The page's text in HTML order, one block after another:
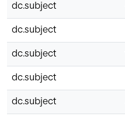
dc.subject
dc.subject
dc.subject
dc.subject
dc.subject